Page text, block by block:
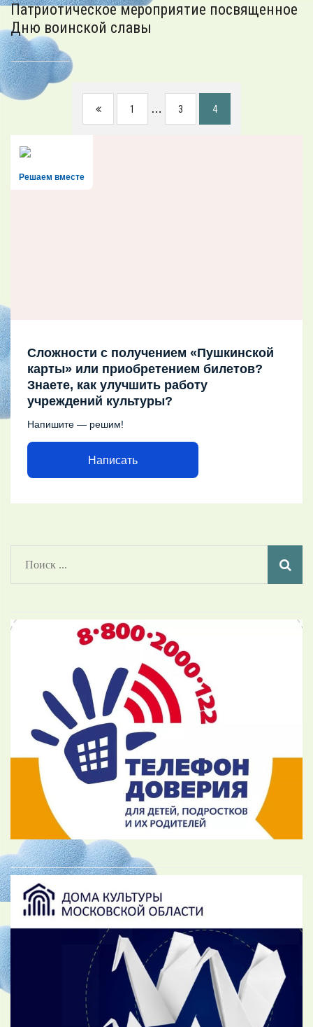
Патриотическое мероприятие посвященное
Дню воинской славы
1 … 3 4
Решаем вместе
Сложности с получением «Пушкинской
карты» или приобретением билетов?
Знаете, как улучшить работу
учреждений культуры?
Напишите — решим!
Написать